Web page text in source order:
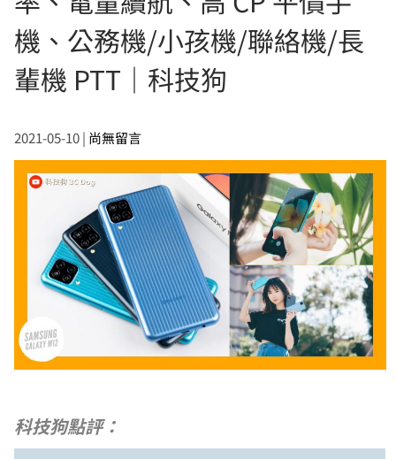
機、公務機/小孩機/聯絡機/長
輩機 PTT｜科技狗
2021-05-10| 尚無留言
科技狗點評：